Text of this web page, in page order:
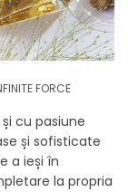
FORCE
cu pasiune
și sofisticate
a ieși în
la propria